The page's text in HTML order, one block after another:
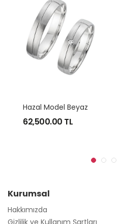
62,500.00 TL
Kurumsal
Hakkımızda